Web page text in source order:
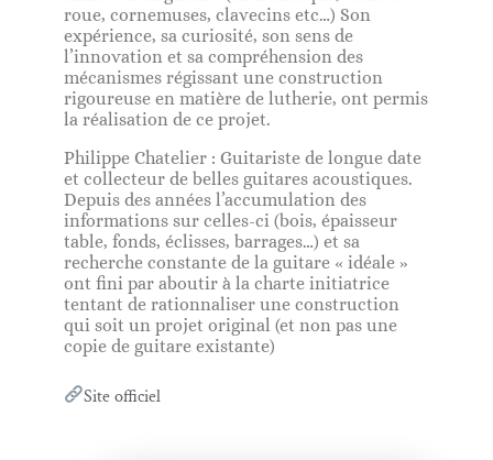
roue, cornemuses, clavecins etc…) Son
expérience, sa curiosité, son sens de
l’innovation et sa compréhension des
mécanismes régissant une construction
rigoureuse en matière de lutherie, ont permis
la réalisation de ce projet.
Philippe Chatelier : Guitariste de longue date
et collecteur de belles guitares acoustiques.
Depuis des années l’accumulation des
informations sur celles-ci (bois, épaisseur
table, fonds, éclisses, barrages…) et sa
recherche constante de la guitare « idéale »
ont fini par aboutir à la charte initiatrice
tentant de rationnaliser une construction
qui soit un projet original (et non pas une
copie de guitare existante)
Site officiel